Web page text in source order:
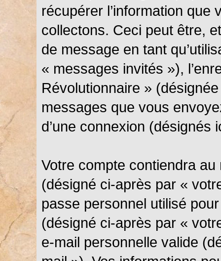
récupérer l’information
collectons. Ceci peut être,
de message en tant
« messages invités »),
Révolutionnaire »
messages que vous
d’une connexion
Votre compte contiendra
(désigné ci-après par «
passe personnel utilisé
(désigné ci-après par «
e-mail personnelle valide